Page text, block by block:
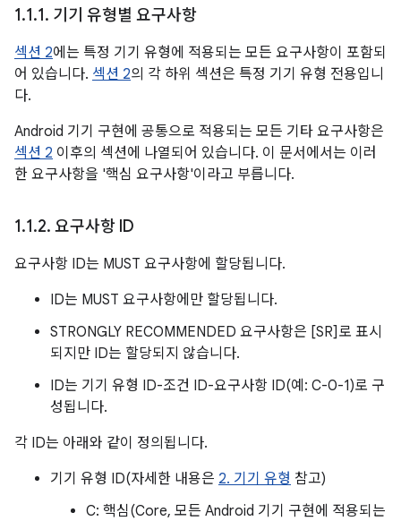
1.1.1. 기기 유형별 요구사항
섹션 2에는 특정 기기 유형에 적용되는 모든 요구사항이 포함되
어 있습니다. 섹션 2의 각 하위 섹션은 특정 기기 유형 전용입니
다.
Android 기기 구현에 공통으로 적용되는 모든 기타 요구사항은
섹션 2 이후의 섹션에 나열되어 있습니다. 이 문서에서는 이러
한 요구사항을 '핵심 요구사항'이라고 부릅니다.
1.1.2. 요구사항 ID
요구사항 ID는 MUST 요구사항에 할당됩니다.
ID는 MUST 요구사항에만 할당됩니다.
STRONGLY RECOMMENDED 요구사항은 [SR]로 표시
되지만 ID는 할당되지 않습니다.
ID는 기기 유형 ID-조건 ID-요구사항 ID(예: C-0-1)로 구
성됩니다.
각 ID는 아래와 같이 정의됩니다.
기기 유형 ID(자세한 내용은 2. 기기 유형 참고)
C: 핵심(Core, 모든 Android 기기 구현에 적용되는